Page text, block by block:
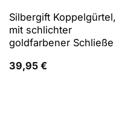
Silbergift Koppelgürtel,
mit schlichter
goldfarbener Schließe
39,95 €